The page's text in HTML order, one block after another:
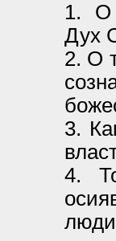
1. О
Дух
2. О
3.
4.